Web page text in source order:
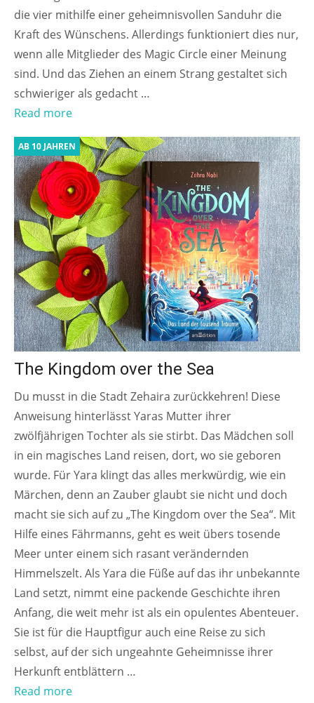
die vier mithilfe einer geheimnisvollen Sanduhr die
Kraft des Wünschens. Allerdings funktioniert dies nur,
wenn alle Mitglieder des Magic Circle einer Meinung
sind. Und das Ziehen an einem Strang gestaltet sich
schwieriger als gedacht …
Read more
AB 10 JAHREN
The Kingdom over the Sea
Du musst in die Stadt Zehaira zurückkehren! Diese
Anweisung hinterlässt Yaras Mutter ihrer
zwölfjährigen Tochter als sie stirbt. Das Mädchen soll
in ein magisches Land reisen, dort, wo sie geboren
wurde. Für Yara klingt das alles merkwürdig, wie ein
Märchen, denn an Zauber glaubt sie nicht und doch
macht sie sich auf zu „The Kingdom over the Sea“. Mit
Hilfe eines Fährmanns, geht es weit übers tosende
Meer unter einem sich rasant verändernden
Himmelszelt. Als Yara die Füße auf das ihr unbekannte
Land setzt, nimmt eine packende Geschichte ihren
Anfang, die weit mehr ist als ein opulentes Abenteuer.
Sie ist für die Hauptfigur auch eine Reise zu sich
selbst, auf der sich ungeahnte Geheimnisse ihrer
Herkunft entblättern …
Read more